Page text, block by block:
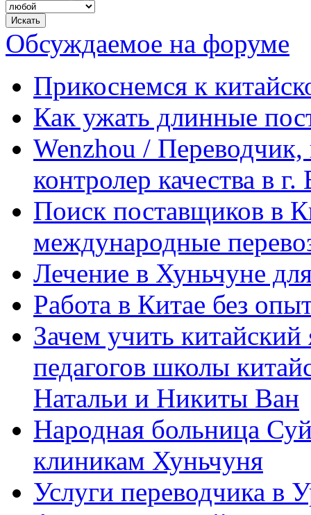
Обсуждаемое на форуме
Прикоснемся к
Как ужать длинные
Wenzhou / Переводчик,
контролер качества в
Поиск поставщиков в
международные
Лечение в Хуньчуне
Работа в Китае без
Зачем учить
педагогов школы
Натальи и Никиты Ван
Народная больница
клиникам Хуньчуня
Услуги переводчика в